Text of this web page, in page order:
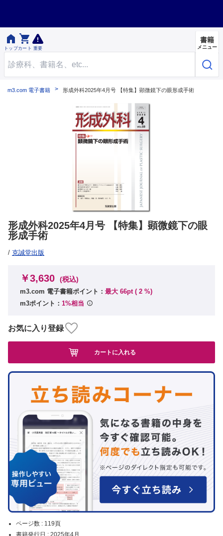

トップ

カート 重要
書籍
メニュー
m3.com 電子書籍 形成外科2025年4月号 【特集】顕微鏡下の眼形成手術
形成外科2025年4月号 【特集】顕微鏡下の眼
形成手術
/ 克誠堂出版
ページ数 : 119頁
￥3,630 (税込)
m3.com 電子書籍ポイント： 最大 66pt ( 2 %)
m3ポイント： 1%相当
お気に入り登録
カートに入れる